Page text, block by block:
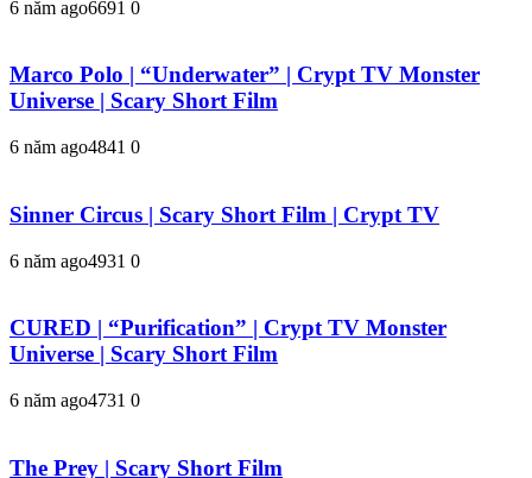
6 năm ago6691 0
Marco Polo | “Underwater” | Crypt TV Monster
Universe | Scary Short Film
6 năm ago4841 0
Sinner Circus | Scary Short Film | Crypt TV
6 năm ago4931 0
CURED | “Purification” | Crypt TV Monster
Universe | Scary Short Film
6 năm ago4731 0
The Prey | Scary Short Film